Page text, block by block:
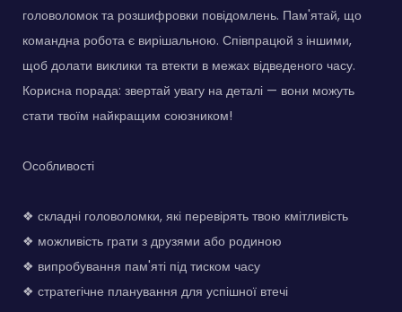
головоломок та розшифровки повідомлень. Пам'ятай, що
командна робота є вирішальною. Співпрацюй з іншими,
щоб долати виклики та втекти в межах відведеного часу.
Корисна порада: звертай увагу на деталі — вони можуть
стати твоїм найкращим союзником!
Особливості
❖ складні головоломки, які перевірять твою кмітливість
❖ можливість грати з друзями або родиною
❖ випробування пам'яті під тиском часу
❖ стратегічне планування для успішної втечі